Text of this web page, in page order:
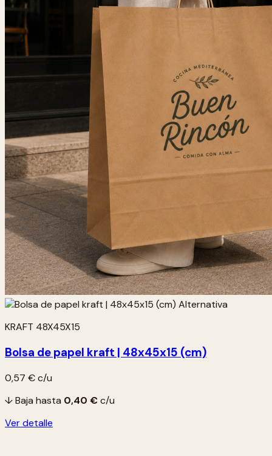
KRAFT 48X45X15
Bolsa de papel kraft | 48x45x15 (cm)
0,57 €c/u
↓ Baja hasta 0,40 €c/u
Ver detalle